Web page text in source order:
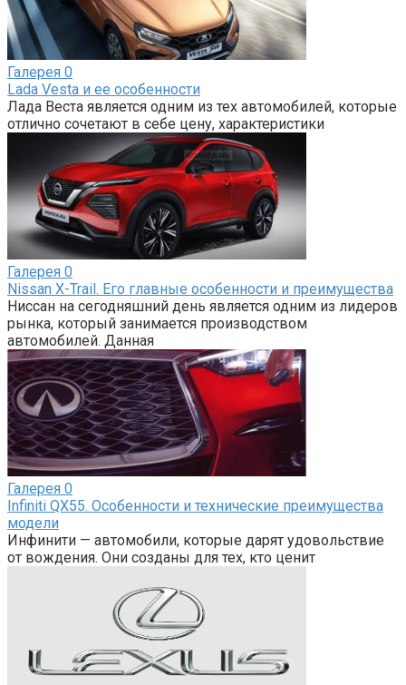
Галерея 0
Lada Vesta и ее особенности
Лада Веста является одним из тех автомобилей, которые
отлично сочетают в себе цену, характеристики
Галерея 0
Nissan X-Trail. Его главные особенности и преимущества
Ниссан на сегодняшний день является одним из лидеров
рынка, который занимается производством
автомобилей. Данная
Галерея 0
Infiniti QX55. Особенности и технические преимущества
модели
Инфинити — автомобили, которые дарят удовольствие
от вождения. Они созданы для тех, кто ценит